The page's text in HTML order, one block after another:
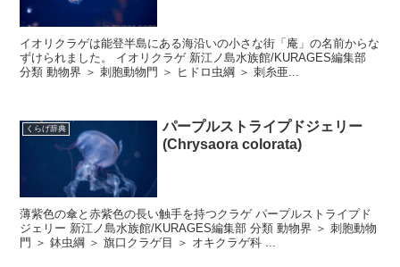
イオリクラゲは能登半島にある海沿いの小さな街「庵」の名前からな
ずけられました。 イオリクラゲ 新江ノ島水族館/KURAGES編集部
分類 動物界 ＞ 刺胞動物門 ＞ ヒドロ虫綱 ＞ 刺糸亜...
くらげ辞典
パープルストライプドジェリー
(Chrysaora colorata)
薄紫色の傘と赤紫色の長い触手を持つクラゲ パープルストライプド
ジェリー 新江ノ島水族館/KURAGES編集部 分類 動物界 ＞ 刺胞動物
門 ＞ 鉢虫綱 ＞ 旗口クラゲ目 ＞ オキクラゲ科 ...